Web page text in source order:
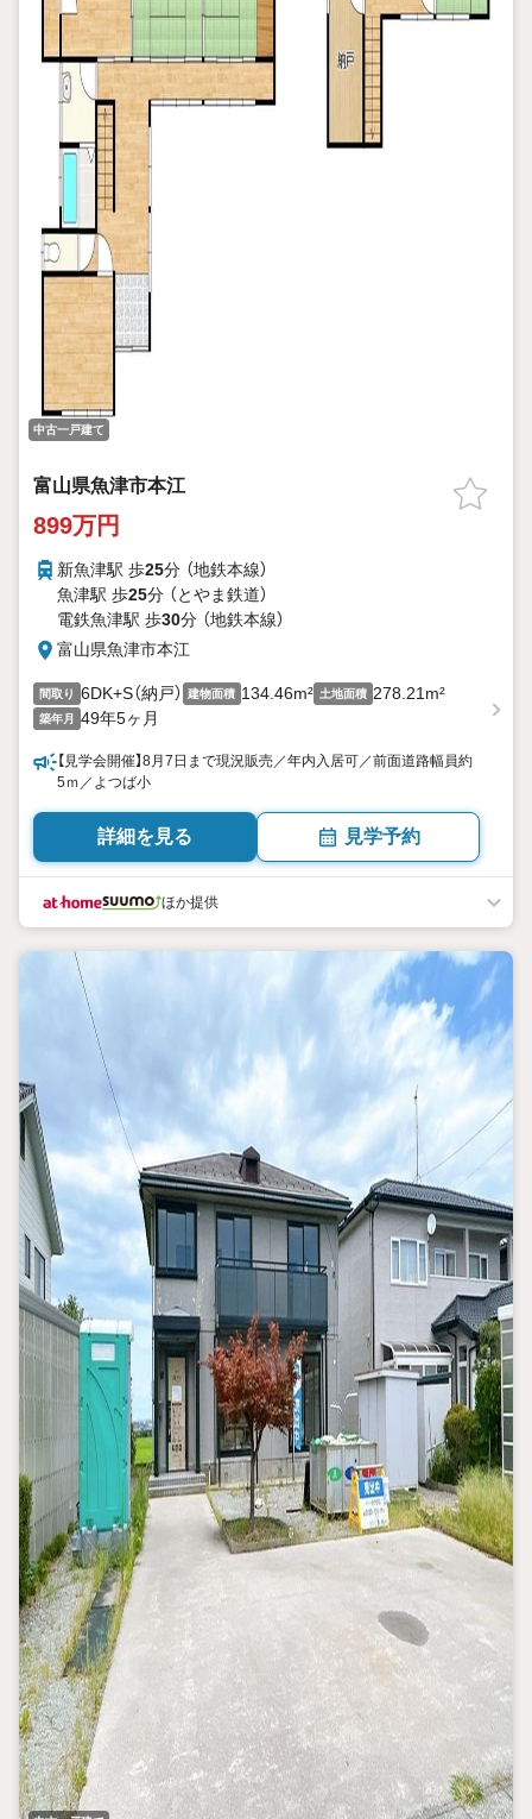
中古一戸建て
富山県魚津市本江
899万円
新魚津駅 歩25分 （地鉄本線）
魚津駅 歩25分 （とやま鉄道）
電鉄魚津駅 歩30分 （地鉄本線）
富山県魚津市本江
間取り 6DK+S（納戸） 建物面積 134.46m² 土地面積 278.21m²
築年月 49年5ヶ月
【見学会開催】8月7日まで現況販売／年内入居可／前面道路幅員約
5ｍ／よつば小
詳細を見る 見学予約
ほか提供